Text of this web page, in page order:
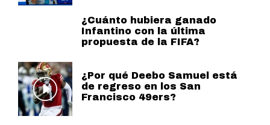
¿Cuánto hubiera ganado
Infantino con la última
propuesta de la FIFA?
¿Por qué Deebo Samuel está
de regreso en los San
Francisco 49ers?